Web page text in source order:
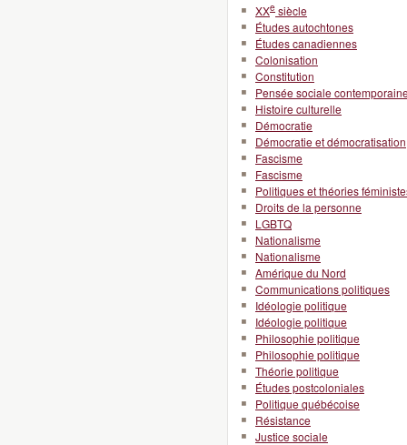
XXe siècle
Études autochtones
Études canadiennes
Colonisation
Constitution
Pensée sociale
Histoire culturelle
Démocratie
Démocratie et démocratisation
Fascisme
Fascisme
Politiques et théories
Droits de la personne
LGBTQ
Nationalisme
Nationalisme
Amérique du Nord
Communications politiques
Idéologie politique
Idéologie politique
Philosophie politique
Philosophie politique
Théorie politique
Études postcoloniales
Politique québécoise
Résistance
Justice sociale